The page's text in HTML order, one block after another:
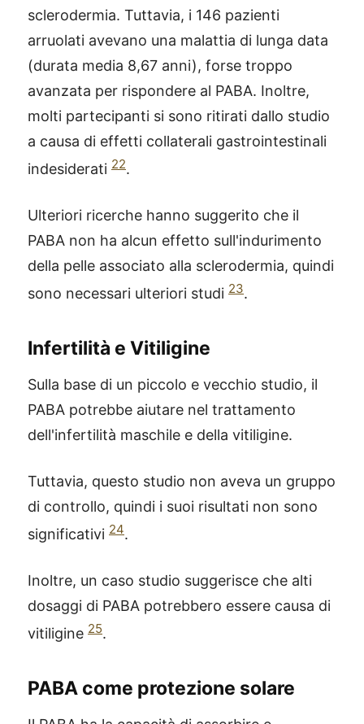
sclerodermia. Tuttavia, i 146 pazienti
arruolati avevano una malattia di lunga data
(durata media 8,67 anni), forse troppo
avanzata per rispondere al PABA. Inoltre,
molti partecipanti si sono ritirati dallo studio
a causa di effetti collaterali gastrointestinali
indesiderati 22.
Ulteriori ricerche hanno suggerito che il
PABA non ha alcun effetto sull'indurimento
della pelle associato alla sclerodermia, quindi
sono necessari ulteriori studi 23.
Infertilità e Vitiligine
Sulla base di un piccolo e vecchio studio, il
PABA potrebbe aiutare nel trattamento
dell'infertilità maschile e della vitiligine.
Tuttavia, questo studio non aveva un gruppo
di controllo, quindi i suoi risultati non sono
significativi 24.
Inoltre, un caso studio suggerisce che alti
dosaggi di PABA potrebbero essere causa di
vitiligine 25.
PABA come protezione solare